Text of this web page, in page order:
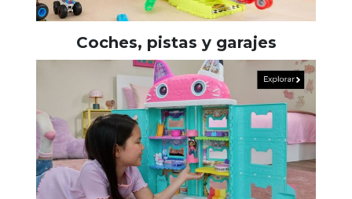
Coches, pistas y garajes